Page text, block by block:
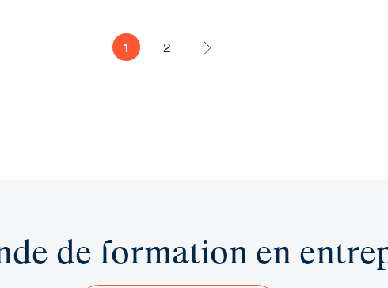
1 2
de formation en